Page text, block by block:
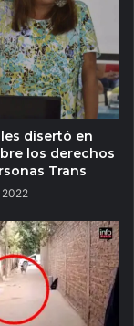
disertó en
los derechos
Trans
2022